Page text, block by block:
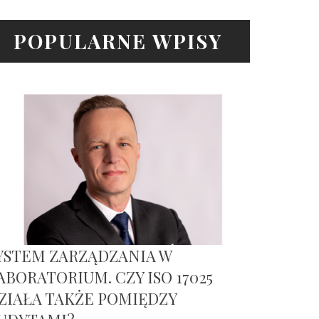
POPULARNE WPISY
ZARZĄDZANIA W
CZY ISO 17025
TAKŻE POMIĘDZY